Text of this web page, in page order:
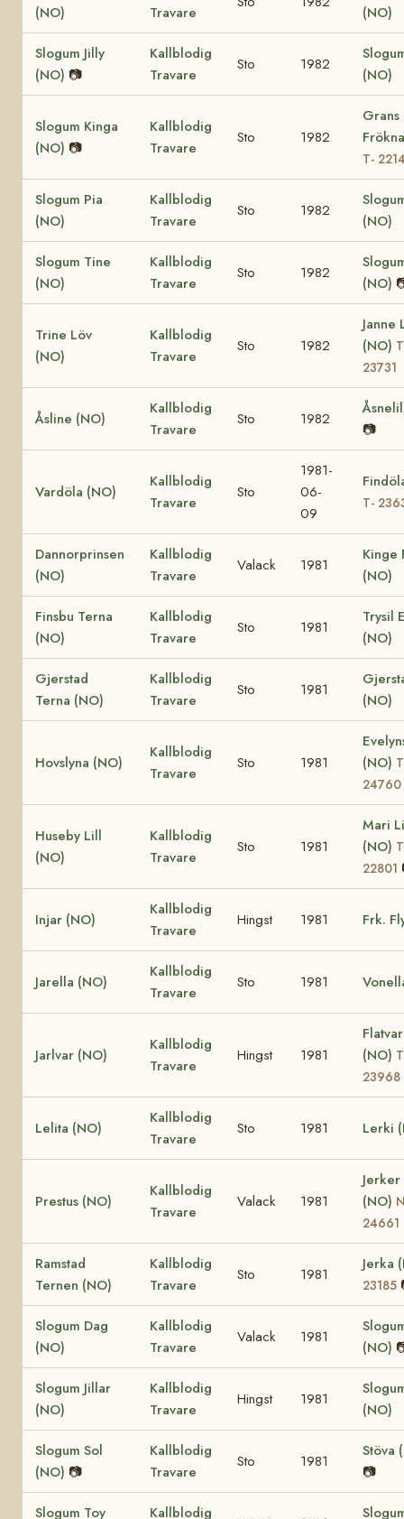
(NO)
Travare
(NO)
Slogum Jilly
(NO) 📷
Kallblodig
Travare
Sto 1982
(NO)
Slogum Kinga
(NO) 📷
Kallblodig
Travare
Sto 1982
Grans
T-
Slogum Pia
(NO)
Kallblodig
Travare
Sto 1982
(NO)
Slogum Tine
(NO)
Kallblodig
Travare
Sto 1982
(NO)
Trine Löv
(NO)
Kallblodig
Travare
Sto 1982
Janne
(NO)
23731
Åsline (NO)
Kallblodig
Travare
Sto 1982
📷
Vardöla (NO)
Kallblodig
Travare
Sto
1981-
06-
09
T-
Dannorprinsen
(NO)
Kallblodig
Travare
Valack 1981
Kinge
(NO)
Finsbu Terna
(NO)
Kallblodig
Travare
Sto 1981
Trysil
(NO)
Gjerstad
Terna (NO)
Kallblodig
Travare
Sto 1981
(NO)
Hovslyna (NO)
Kallblodig
Travare
Sto 1981
(NO)
24760
Huseby Lill
(NO)
Kallblodig
Travare
Sto 1981
Mari
(NO)
22801
Injar (NO)
Kallblodig
Travare
Hingst 1981 Frk.
Jarella (NO)
Kallblodig
Travare
Sto 1981
Jarlvar (NO)
Kallblodig
Travare
Hingst 1981
(NO)
23968
Lelita (NO)
Kallblodig
Travare
Sto 1981 Lerki
Prestus (NO)
Kallblodig
Travare
Valack 1981
Jerker
(NO)
24661
Ramstad
Ternen (NO)
Kallblodig
Travare
Sto 1981
Jerka
23185
Slogum Dag
(NO)
Kallblodig
Travare
Valack 1981
(NO)
Slogum Jillar
(NO)
Kallblodig
Travare
Hingst 1981
(NO)
Slogum Sol
(NO) 📷
Kallblodig
Travare
Sto 1981
Stöva
📷
Slogum Toy
Kallblodig